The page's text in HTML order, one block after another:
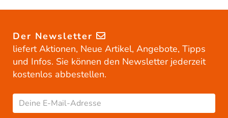
Der Newsletter
liefert Aktionen, Neue Artikel, Angebote, Tipps
und Infos. Sie können den Newsletter jederzeit
kostenlos abbestellen.